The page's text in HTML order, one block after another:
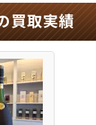
買取実績